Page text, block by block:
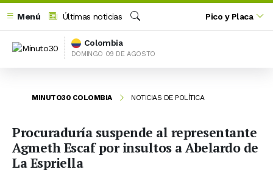
Menú
Últimas noticias
Buscar
Pico y Placa
Colombia
DOMINGO 09 DE AGOSTO
MINUTO30 COLOMBIA NOTICIAS DE POLÍTICA
Procuraduría suspende al representante
Agmeth Escaf por insultos a Abelardo de
La Espriella